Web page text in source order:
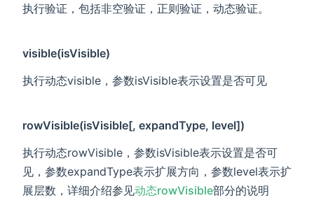
执行验证，包括非空验证，正则验证，动态验证。
visible(isVisible)
执行动态visible，参数isVisible表示设置是否可见
rowVisible(isVisible[, expandType, level])
执行动态rowVisible，参数isVisible表示设置是否可
见，参数expandType表示扩展方向，参数level表示扩
展层数，详细介绍参见动态rowVisible部分的说明